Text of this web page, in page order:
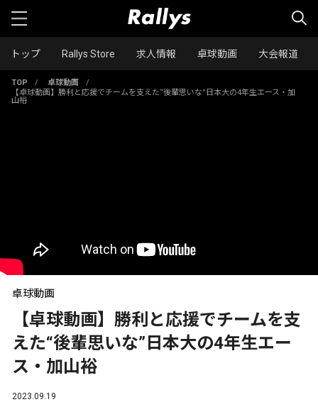
トップ Rallys Store 求人情報 卓球動画 大会報道
TOP / 卓球動画
/
【卓球動画】勝利と応援でチームを支えた“後輩思いな”日本大の4年生エース・加
山裕
卓球動画
【卓球動画】勝利と応援でチームを支
えた“後輩思いな”日本大の4年生エー
ス・加山裕
2023.09.19